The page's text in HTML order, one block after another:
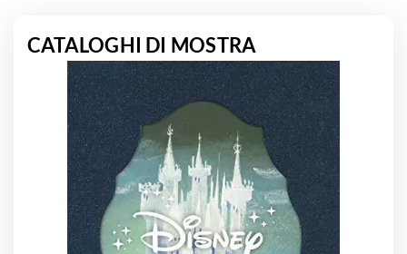
CATALOGHI DI MOSTRA